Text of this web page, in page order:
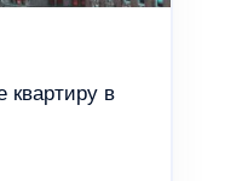
квартиру в